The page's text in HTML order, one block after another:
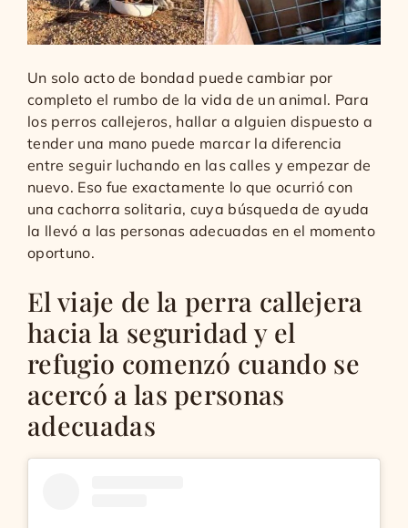
Un solo acto de bondad puede cambiar por
completo el rumbo de la vida de un animal. Para
los perros callejeros, hallar a alguien dispuesto a
tender una mano puede marcar la diferencia
entre seguir luchando en las calles y empezar de
nuevo. Eso fue exactamente lo que ocurrió con
una cachorra solitaria, cuya búsqueda de ayuda
la llevó a las personas adecuadas en el momento
oportuno.
El viaje de la perra callejera
hacia la seguridad y el
refugio comenzó cuando se
acercó a las personas
adecuadas